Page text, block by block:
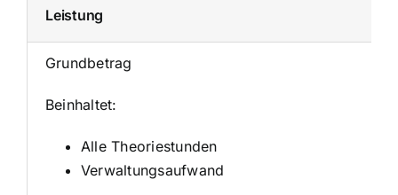
Leistung
Grundbetrag
Beinhaltet:
Alle Theoriestunden
Verwaltungsaufwand